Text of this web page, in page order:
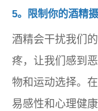
5。限制你的酒精
酒精会干扰我们
疼，让我们感到
物和运动选择。
易感性和心理健